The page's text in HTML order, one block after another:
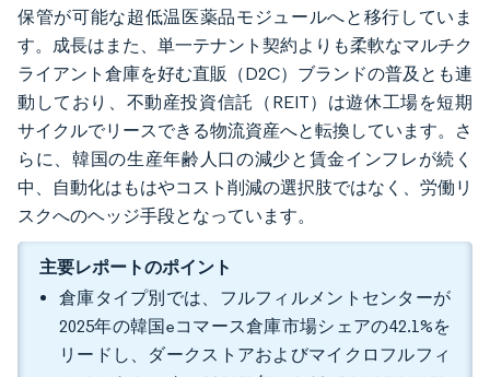
保管が可能な超低温医薬品モジュールへと移行していま
す。成長はまた、単一テナント契約よりも柔軟なマルチク
ライアント倉庫を好む直販（D2C）ブランドの普及とも連
動しており、不動産投資信託（REIT）は遊休工場を短期
サイクルでリースできる物流資産へと転換しています。さ
らに、韓国の生産年齢人口の減少と賃金インフレが続く
中、自動化はもはやコスト削減の選択肢ではなく、労働リ
スクへのヘッジ手段となっています。
主要レポートのポイント
倉庫タイプ別では、フルフィルメントセンターが
2025年の韓国eコマース倉庫市場シェアの42.1%を
リードし、ダークストアおよびマイクロフルフィ